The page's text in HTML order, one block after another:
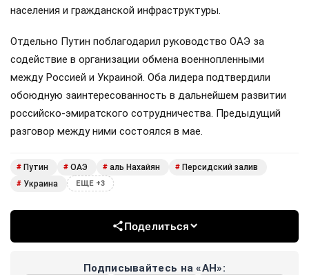
населения и гражданской инфраструктуры.
Отдельно Путин поблагодарил руководство ОАЭ за
содействие в организации обмена военнопленными
между Россией и Украиной. Оба лидера подтвердили
обоюдную заинтересованность в дальнейшем развитии
российско-эмиратского сотрудничества. Предыдущий
разговор между ними состоялся в мае.
# Путин # ОАЭ # аль Нахайян # Персидский залив
# Украина ЕЩЕ +3
Поделиться
Подписывайтесь на «АН»: